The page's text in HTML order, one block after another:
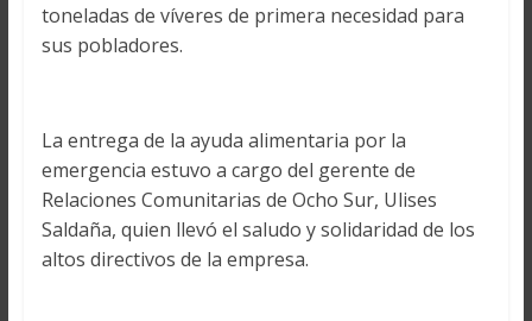
toneladas de víveres de primera necesidad para
sus pobladores.
La entrega de la ayuda alimentaria por la
emergencia estuvo a cargo del gerente de
Relaciones Comunitarias de Ocho Sur, Ulises
Saldaña, quien llevó el saludo y solidaridad de los
altos directivos de la empresa.